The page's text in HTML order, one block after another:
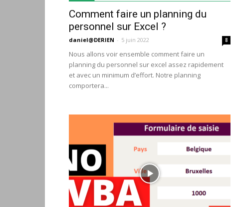
Comment faire un planning du
personnel sur Excel ?
daniel@DERIEN - 5 juin 2022 8
Nous allons voir ensemble comment faire un
planning du personnel sur excel assez rapidement
et avec un minimum d’effort. Notre planning
comportera...